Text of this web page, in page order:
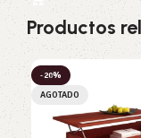
Productos
-20%
AGOTADO